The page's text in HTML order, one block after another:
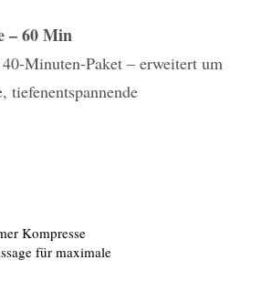
– 60 Min
Minuten-Paket – erweitert um
tiefenentspannende
Kompresse
für maximale